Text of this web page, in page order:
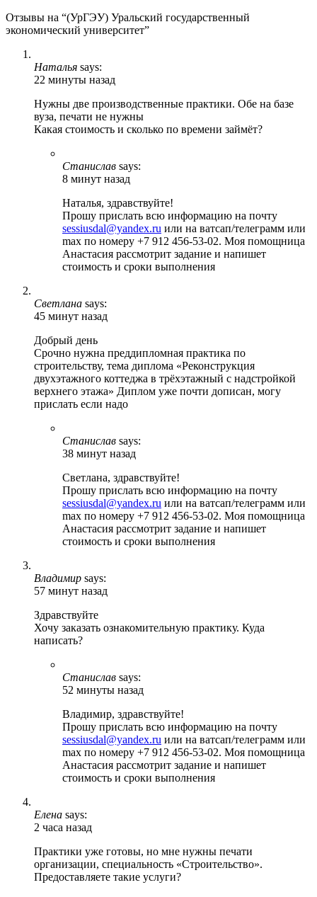
Отзывы на “(УрГЭУ) Уральский государственный
экономический университет”
Наталья says:
22 минуты назад
Нужны две производственные практики. Обе на базе
вуза, печати не нужны
Какая стоимость и сколько по времени займёт?
Станислав says:
8 минут назад
Наталья, здравствуйте!
Прошу прислать всю информацию на почту
sessiusdal@yandex.ru или на ватсап/телеграмм или
max по номеру +7 912 456-53-02. Моя помощница
Анастасия рассмотрит задание и напишет
стоимость и сроки выполнения
Светлана says:
45 минут назад
Добрый день
Срочно нужна преддипломная практика по
строительству, тема диплома «Реконструкция
двухэтажного коттеджа в трёхэтажный с надстройкой
верхнего этажа» Диплом уже почти дописан, могу
прислать если надо
Станислав says:
38 минут назад
Светлана, здравствуйте!
Прошу прислать всю информацию на почту
sessiusdal@yandex.ru или на ватсап/телеграмм или
max по номеру +7 912 456-53-02. Моя помощница
Анастасия рассмотрит задание и напишет
стоимость и сроки выполнения
Владимир says:
57 минут назад
Здравствуйте
Хочу заказать ознакомительную практику. Куда
написать?
Станислав says:
52 минуты назад
Владимир, здравствуйте!
Прошу прислать всю информацию на почту
sessiusdal@yandex.ru или на ватсап/телеграмм или
max по номеру +7 912 456-53-02. Моя помощница
Анастасия рассмотрит задание и напишет
стоимость и сроки выполнения
Елена says:
2 часа назад
Практики уже готовы, но мне нужны печати
организации, специальность «Строительство».
Предоставляете такие услуги?